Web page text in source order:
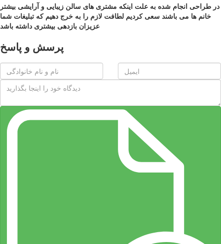
در طراحی انجام شده به علت اینکه مشتری های سالن زیبایی و آرایشی بیشتر
خانم ها می باشند سعی کردیم لطافت لازم را به خرج دهیم که تبلیغات شما
عزیزان بازدهی بیشتری داشته باشد
پرسش و پاسخ